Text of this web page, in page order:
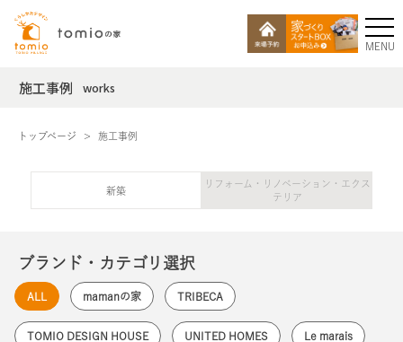
MENU
施工事例 works
トップページ 施工事例
新築
リフォーム・リノベーション・エクス
テリア
ブランド・カテゴリ選択
ALL mamanの家 TRIBECA
TOMIO DESIGN HOUSE UNITED HOMES Le marais